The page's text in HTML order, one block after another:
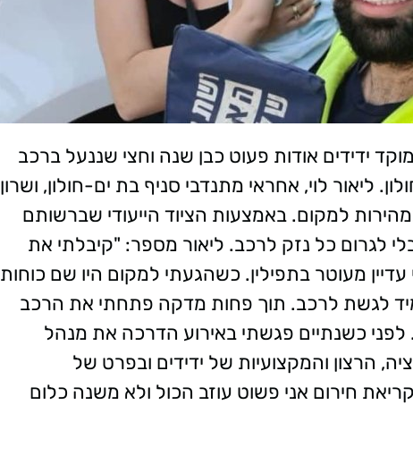
קריאה במוקד ידידים אודות פעוט כבן שנה וחצי שננעל ברכב
ליאור לוי, אחראי מתנדבי סניף בת ים-חולון, ושרון
למקום. באמצעות הציוד הייעודי שברשותם
לגרום כל נזק לרכב. ליאור מספר: "קיבלתי את
מעוטר בתפילין. כשהגעתי למקום היו שם כוחות
לגשת לרכב. תוך פחות מדקה פתחתי את הרכב
כשנתיים פגשתי באירוע הדרכה את מנהל
הרצון והמקצועיות של ידידים ובפרט של
חירום אני פשוט עוזב הכול ולא משנה כלום